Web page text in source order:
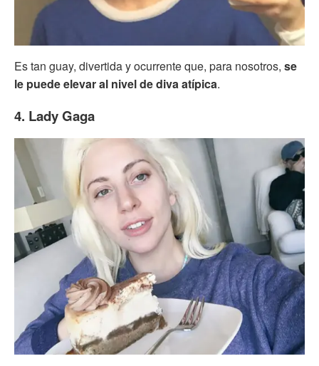
Es tan guay, divertida y ocurrente que, para nosotros, se
le puede elevar al nivel de diva atípica.
4. Lady Gaga